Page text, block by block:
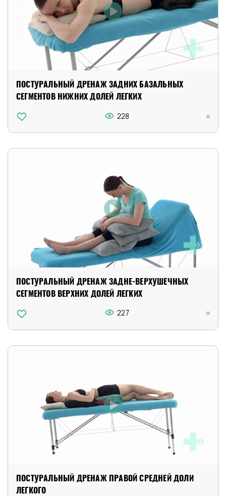
ПОСТУРАЛЬНЫЙ ДРЕНАЖ ЗАДНИХ БАЗАЛЬНЫХ
СЕГМЕНТОВ НИЖНИХ ДОЛЕЙ ЛЕГКИХ
228
ПОСТУРАЛЬНЫЙ ДРЕНАЖ ЗАДНЕ-ВЕРХУШЕЧНЫХ
СЕГМЕНТОВ ВЕРХНИХ ДОЛЕЙ ЛЕГКИХ
227
ПОСТУРАЛЬНЫЙ ДРЕНАЖ ПРАВОЙ СРЕДНЕЙ ДОЛИ
ЛЕГКОГО